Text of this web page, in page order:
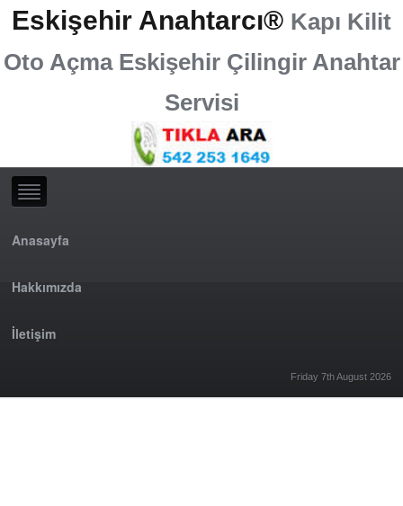
Eskişehir Anahtarcı® Kapı Kilit
Oto Açma Eskişehir Çilingir Anahtar
Servisi
Anasayfa
Hakkımızda
İletişim
Friday 7th August 2026